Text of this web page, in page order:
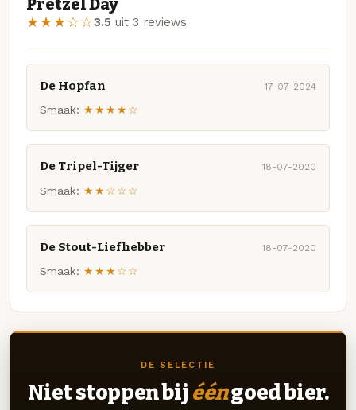
Pretzel Day
★★★☆☆3.5 uit 3 reviews
De Hopfan 17-07-2024
Smaak: ★★★★☆
De Tripel-Tijger 18-07-2020
Smaak: ★★☆☆☆
De Stout-Liefhebber 18-07-2020
Smaak: ★★★☆☆
DE SELECTIE
Niet stoppen bij ééngoed bier.